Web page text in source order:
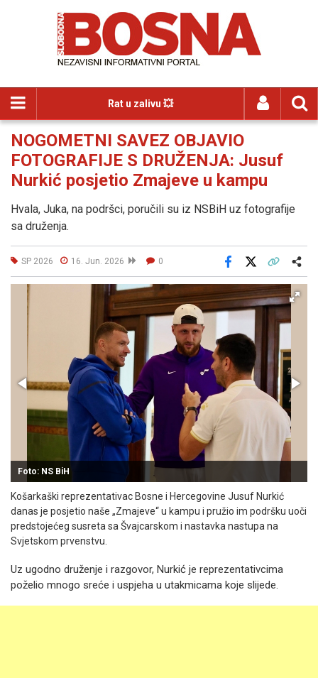
Rat u zalivu 💥
NOGOMETNI SAVEZ OBJAVIO
FOTOGRAFIJE S DRUŽENJA: Jusuf
Nurkić posjetio Zmajeve u kampu
Hvala, Juka, na podršci, poručili su iz NSBiH uz fotografije
sa druženja.
SP 2026 16. Jun. 2026 0
Facebook
Foto: NS BiH
Košarkaški reprezentativac Bosne i Hercegovine Jusuf Nurkić
danas je posjetio naše „Zmajeve“ u kampu i pružio im podršku uoči
predstojećeg susreta sa Švajcarskom i nastavka nastupa na
Svjetskom prvenstvu.
Uz ugodno druženje i razgovor, Nurkić je reprezentativcima
poželio mnogo sreće i uspjeha u utakmicama koje slijede.